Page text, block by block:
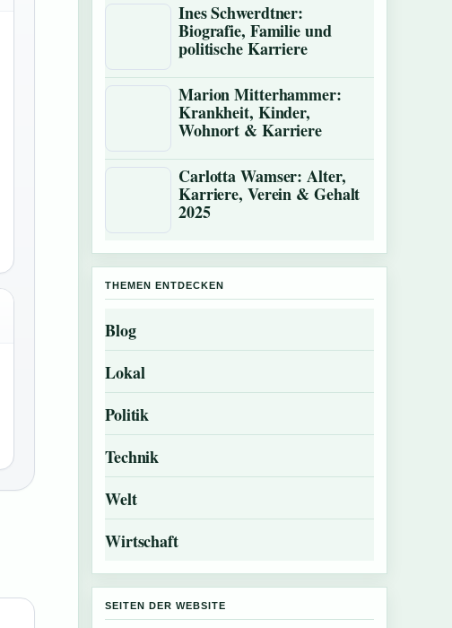
Ines Schwerdtner:
Biografie, Familie und
politische Karriere
Marion Mitterhammer:
Krankheit, Kinder,
Wohnort & Karriere
Carlotta Wamser: Alter,
Karriere, Verein & Gehalt
2025
THEMEN ENTDECKEN
Blog
Lokal
Politik
Technik
Welt
Wirtschaft
SEITEN DER WEBSITE